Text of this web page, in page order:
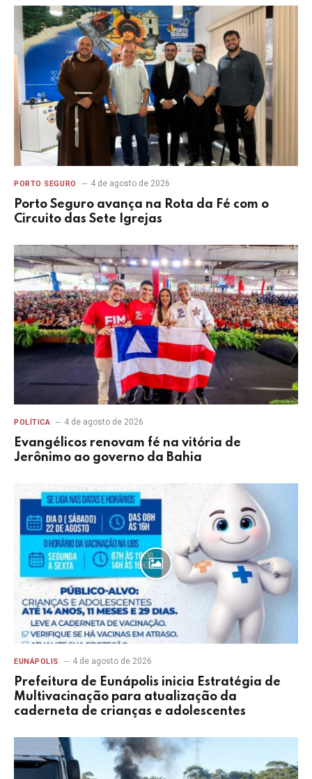
PORTO SEGURO 4 de agosto de 2026
Porto Seguro avança na Rota da Fé com o
Circuito das Sete Igrejas
POLÍTICA 4 de agosto de 2026
Evangélicos renovam fé na vitória de
Jerônimo ao governo da Bahia
EUNÁPOLIS 4 de agosto de 2026
Prefeitura de Eunápolis inicia Estratégia de
Multivacinação para atualização da
caderneta de crianças e adolescentes